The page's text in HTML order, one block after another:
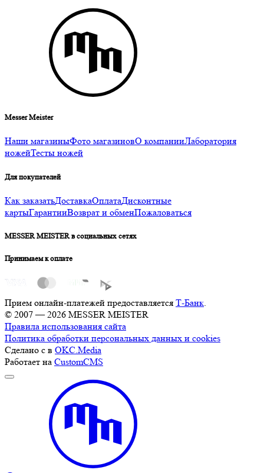
Messer Meister
Наши магазиныФото магазиновО компанииЛаборатория
ножейТесты ножей
Для покупателей
Как заказатьДоставкаОплатаДисконтные
картыГарантииВозврат и обменПожаловаться
MESSER MEISTER в социальных сетях
Принимаем к оплате
Прием онлайн-платежей предоставляется Т-Банк.
© 2007 — 2026 MESSER MEISTER
Правила использования сайта
Политика обработки персональных данных и cookies
Сделано с в OKC.Media
Работает на CustomCMS